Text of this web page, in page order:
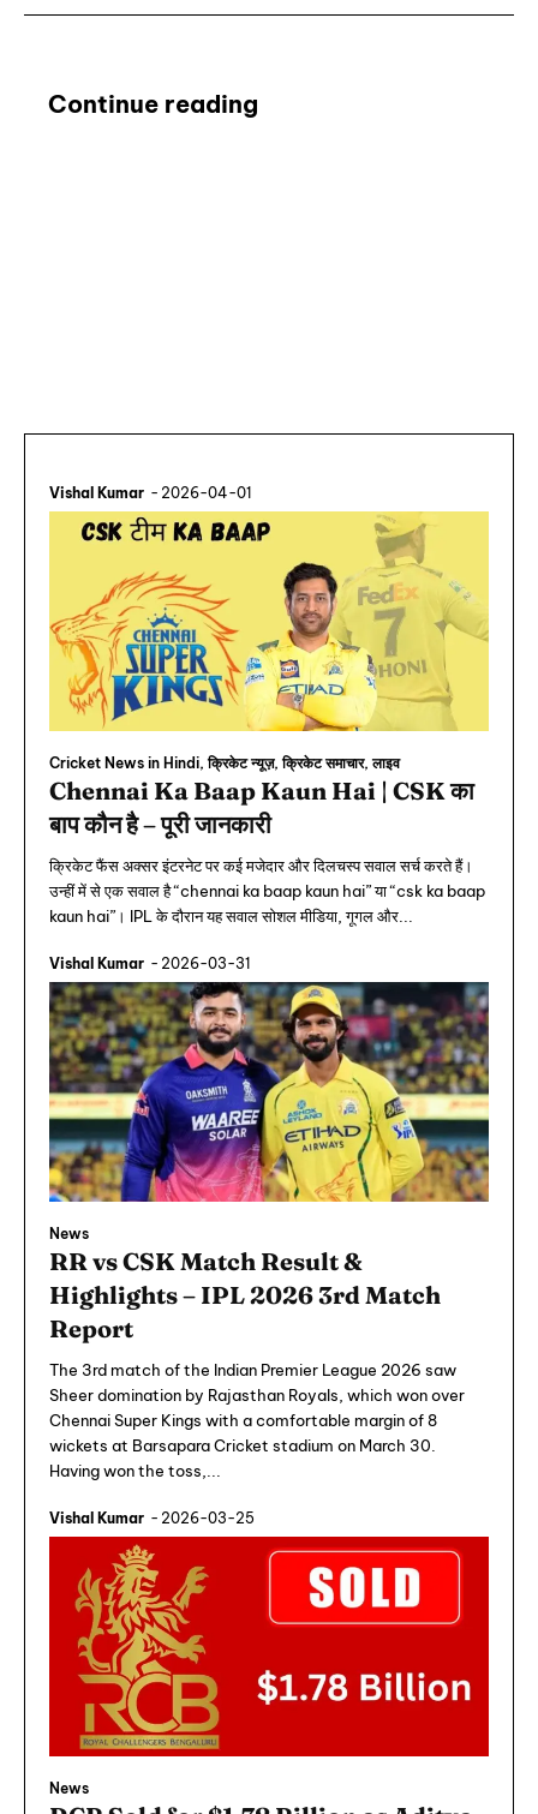
Continue reading
Vishal Kumar - 2026-04-01
Cricket News in Hindi, क्रिकेट न्यूज़, क्रिकेट समाचार, लाइव
Chennai Ka Baap Kaun Hai | CSK का
बाप कौन है – पूरी जानकारी
क्रिकेट फैंस अक्सर इंटरनेट पर कई मजेदार और दिलचस्प सवाल सर्च करते हैं।
उन्हीं में से एक सवाल है “chennai ka baap kaun hai” या “csk ka baap
kaun hai”। IPL के दौरान यह सवाल सोशल मीडिया, गूगल और...
Vishal Kumar - 2026-03-31
News
RR vs CSK Match Result &
Highlights – IPL 2026 3rd Match
Report
The 3rd match of the Indian Premier League 2026 saw
Sheer domination by Rajasthan Royals, which won over
Chennai Super Kings with a comfortable margin of 8
wickets at Barsapara Cricket stadium on March 30.
Having won the toss,...
Vishal Kumar - 2026-03-25
News